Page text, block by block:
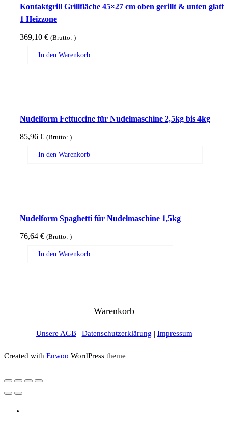
Kontaktgrill Grillfläche 45×27 cm oben gerillt & unten glatt
1 Heizzone
369,10 € (Brutto: )
In den Warenkorb
Nudelform Fettuccine für Nudelmaschine 2,5kg bis 4kg
85,96 € (Brutto: )
In den Warenkorb
Nudelform Spaghetti für Nudelmaschine 1,5kg
76,64 € (Brutto: )
In den Warenkorb
Warenkorb
Unsere AGB| Datenschutzerklärung | Impressum
Created with Enwoo WordPress theme